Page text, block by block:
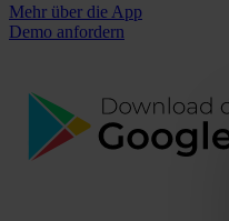
Mehr über die App
Demo anfordern